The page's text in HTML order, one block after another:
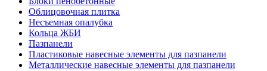
Облицовочная плитка
Несъемная опалубка
Кольца ЖБИ
Пазпанели
Пластиковые навесные элементы для пазпанели
Металлические навесные элементы для пазпанели